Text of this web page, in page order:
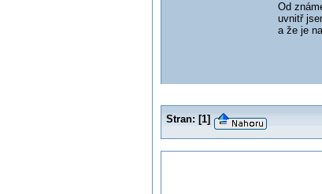
Od
uvnitř
a že je
Stran: [1]